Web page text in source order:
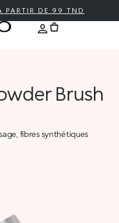
PARTIR DE 99 TND
Brush
fibres synthétiques